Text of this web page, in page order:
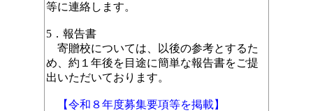
等に連絡します。
5．報告書
寄贈校については、
以後の参考とするた
め、約１年後を目途に簡単な報告書をご提
出いただいております。
【令和８年度募集要項等を掲載】